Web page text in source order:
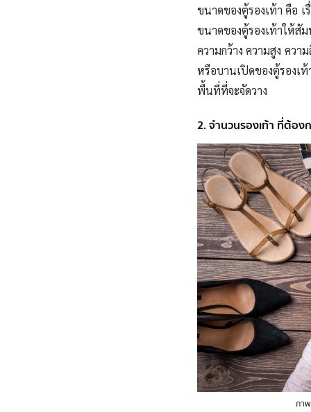
ขนาดของตู้รองเท้า คือ เ
ขนาดของตู้รองเท้าให้
ความกว้าง ความสูง คว
หรือบานเปิดของตู้รอง
พื้นที่ที่จะจัดวาง
2. จำนวนรองเท้า ที่ต้อง
ภา